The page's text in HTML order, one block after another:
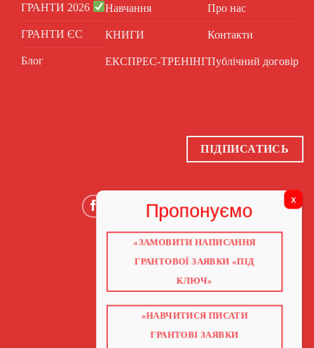
ГРАНТИ 2026
ГРАНТИ ЄС
Блог
Навчання
КНИГИ
ЕКСПРЕС-ТРЕНІНГ
Про нас
Контакти
Публічний договір
ПІДПИСАТИСЬ
ПРО НАС
ГРАНТИ 2026
ГРАНТИ ЄС
БЛОГ
ПОСЛУГИ
НАВЧАННЯ
КОНТАКТИ
«ЗАМОВИТИ НАПИСАННЯ
ГРАНТОВОЇ ЗАЯВКИ «ПІД
КЛЮЧ»
«НАВЧИТИСЯ ПИСАТИ
ГРАНТОВІ ЗАЯВКИ